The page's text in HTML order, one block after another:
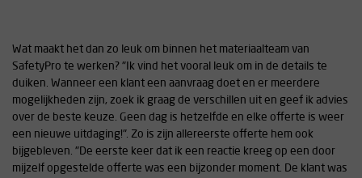
Wat maakt het dan zo leuk om binnen het materiaalteam van
SafetyPro te werken? "Ik vind het vooral leuk om in de details te
duiken. Wanneer een klant een aanvraag doet en er meerdere
mogelijkheden zijn, zoek ik graag de verschillen uit en geef ik advies
over de beste keuze. Geen dag is hetzelfde en elke offerte is weer
een nieuwe uitdaging!". Zo is zijn allereerste offerte hem ook
bijgebleven. "De eerste keer dat ik een reactie kreeg op een door
mijzelf opgestelde offerte was een bijzonder moment. De klant was